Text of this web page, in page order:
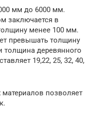
мм до 6000 мм.
заключается в
менее 100 мм.
превышать толщину
толщина деревянного
19,22, 25, 32, 40,
позволяет